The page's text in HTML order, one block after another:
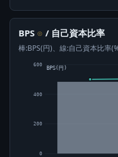
BPS ⊙ / 自己資本比率
棒:BPS(円)、線:自己資本比率
0
200
400
600
BPS(円)